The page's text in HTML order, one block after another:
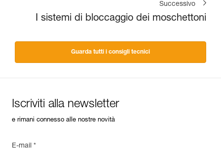
Successivo
I sistemi di bloccaggio dei moschettoni
Guarda tutti i consigli tecnici
Iscriviti alla newsletter
e rimani connesso alle nostre novità
E-mail *